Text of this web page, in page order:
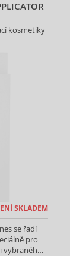
kosmetiky
SKLADEM
se řadí
pro
vybraného